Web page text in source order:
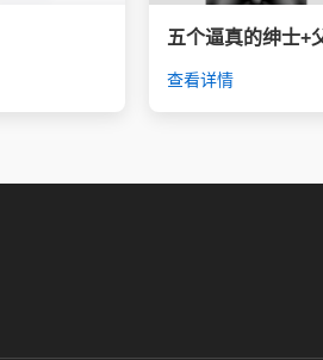
五个逼真的绅士+
查看详情